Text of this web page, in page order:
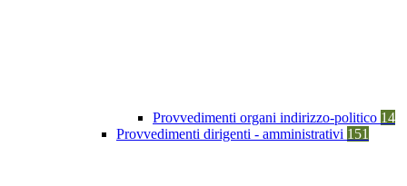
Provvedimenti organi indirizzo-politico 14
Provvedimenti dirigenti - amministrativi 151